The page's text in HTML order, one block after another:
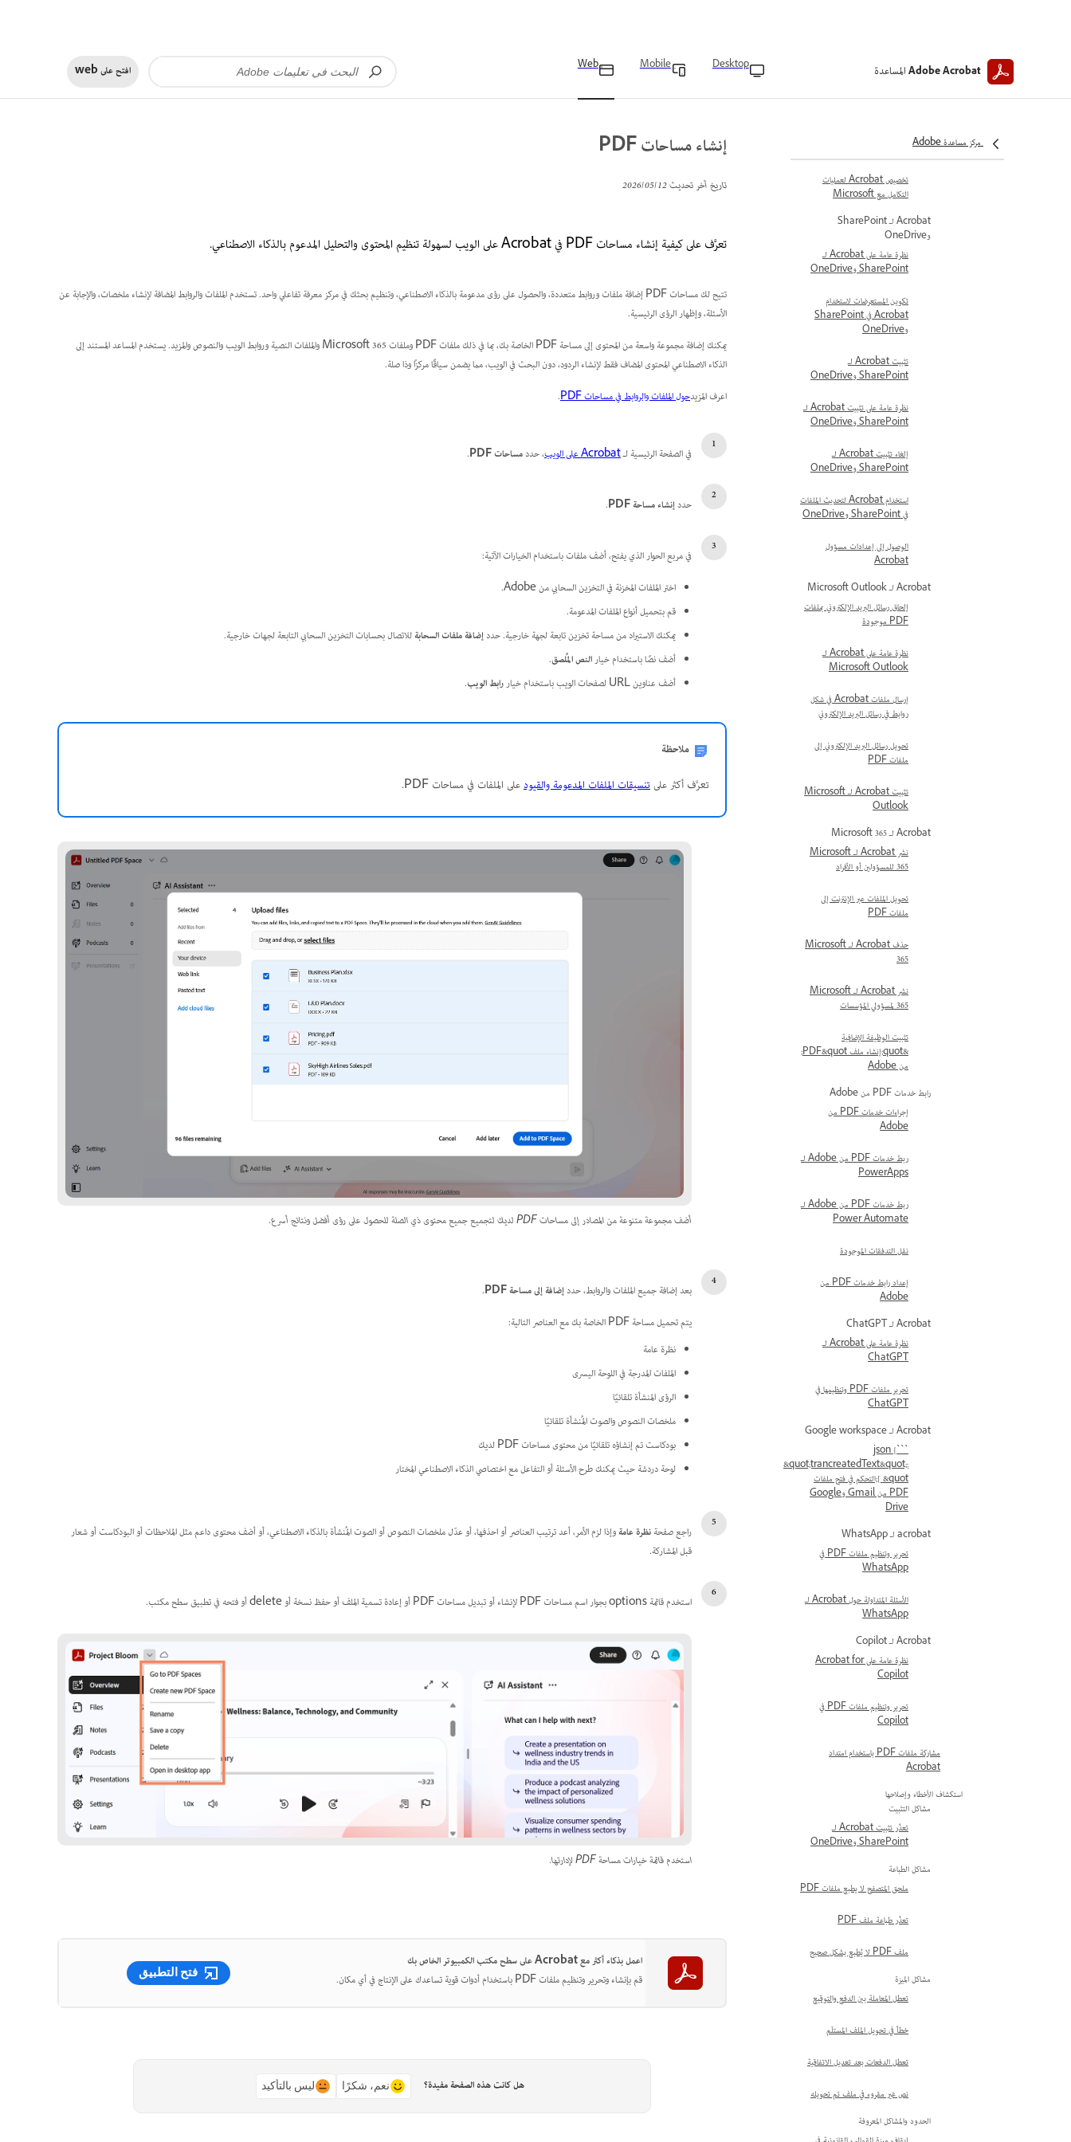
Adobe Acrobat المساعدة Desktop
Mobile
Web افتح علىweb
مركز مساعدة Adobe
في Microsoft Teams
تخصيص Acrobat لعمليات
التكامل مع Microsoft
Acrobat لـ SharePoint
وOneDrive
نظرة عامة على Acrobat لـ
SharePoint وOneDrive
تكوين المستعرضات لاستخدام
Acrobat في SharePoint
وOneDrive
تثبيت Acrobat لـ
SharePoint وOneDrive
نظرة عامة على تثبيت Acrobat لـ
SharePoint وOneDrive
إلغاء تثبيت Acrobat لـ
SharePoint وOneDrive
استخدام Acrobat لتحديث الملفات
في SharePoint وOneDrive
الوصول إلى إعدادات مسؤول
Acrobat
Acrobat لـ Microsoft Outlook
إلحاق رسائل البريد الإلكتروني بملفات
PDF موجودة
نظرة عامة على Acrobat لـ
Microsoft Outlook
إرسال ملفات Acrobat في شكل
روابط في رسائل البريد الإلكتروني
تحويل رسائل البريد الإلكتروني إلى
ملفات PDF
تثبيت Acrobat لـ Microsoft
Outlook
Acrobat لـ Microsoft 365
نشر Acrobat لـ Microsoft
365 للمسؤولين أو الأفراد
تحويل الملفات عبر الإنترنت إلى
ملفات PDF
حذف Acrobat لـ Microsoft
365
نشر Acrobat لـ Microsoft
365 لمسؤولي المؤسسات
تثبيت الوظيفة الإضافية
&quot;إنشاء ملف PDF&quot;
من Adobe
رابط خدمات PDF من Adobe
إجراءات خدمات PDF من
Adobe
ربط خدمات PDF من Adobe لـ
PowerApps
ربط خدمات PDF من Adobe لـ
Power Automate
نقل التدفقات الموجودة
إعداد رابط خدمات PDF من
Adobe
Acrobat لـ ChatGPT
نظرة عامة على Acrobat لـ
ChatGPT
تحرير ملفات PDF وتنظيمها في
ChatGPT
Acrobat لـ Google workspace
```json {
&quot;trancreatedText&quot;:
[ &quot;التحكم في فتح ملفات
PDF من Gmail وGoogle
Drive
acrobat لـ WhatsApp
تحرير وتنظيم ملفات PDF في
WhatsApp
الأسئلة المتداولة حول Acrobat لـ
WhatsApp
Acrobat لـ Copilot
نظرة عامة على Acrobat for
Copilot
تحرير وتنظيم ملفات PDF في
Copilot
مشاركة ملفات PDF باستخدام امتداد
Acrobat
استكشاف الأخطاء وإصلاحها
مشاكل التثبيت
تعذّر تثبيت Acrobat لـ
SharePoint وOneDrive
مشاكل الطباعة
ملحق المتصفح لا يطبع ملفات PDF
تعذّر طباعة ملف PDF
ملف PDF لا يُطبع بشكل صحيح
مشاكل الميزة
تعطل المعاملة بين الدفع والتوقيع
خطأ في تحويل الملف المستلَم
تعطل الدفعات بعد تعديل الاتفاقية
نص غير مقروء في ملف تم تحويله
الحدود والمشاكل المعروفة
إنشاء مساحات PDF
تاريخ آخر تحديث12‏/05‏/2026
تعرَّف على كيفية إنشاء مساحات PDF في Acrobat على الويب لسهولة تنظيم المحتوى والتحليل المدعوم بالذكاء الاصطناعي.
تتيح لك مساحات PDF إضافة ملفات وروابط متعددة، والحصول على رؤى مدعومة بالذكاء الاصطناعي، وتنظيم بحثك في مركز معرفة تفاعلي واحد. تستخدم الملفات والروابط المضافة لإنشاء ملخصات، والإجابة عن
الأسئلة، وإظهار الرؤى الرئيسية.
يمكنك إضافة مجموعة واسعة من المحتوى إلى مساحة PDF الخاصة بك، بما في ذلك ملفات PDF وملفات Microsoft 365 والملفات النصية وروابط الويب والنصوص والمزيد. يستخدم المساعد المستند إلى
الذكاء الاصطناعي المحتوى المضاف فقط لإنشاء الردود، دون البحث في الويب، مما يضمن سياقًا مركزًا وذا صلة.
اعرف المزيدحول الملفات والروابط في مساحات PDF .
في الصفحة الرئيسية لـAcrobat على الويب ، حددمساحات PDF .
حددإنشاء مساحة PDF .
في مربع الحوار الذي يفتح، أضف ملفات باستخدام الخيارات الآتية:
اختر الملفات المخزنة في التخزين السحابي من Adobe.
قم بتحميل أنواع الملفات المدعومة.
يمكنك الاستيراد من مساحة تخزين تابعة لجهة خارجية. حددإضافة ملفات السحابةللاتصال بحسابات التخزين السحابي التابعة لجهات خارجية.
أضف نصًا باستخدام خيارالنص المُلصق.
أضف عناوين URL لصفحات الويب باستخدام خيار
رابط الويب.
ملاحظة
تعرَّف أكثر علىتنسيقات الملفات المدعومة والقيودعلى الملفات في مساحات PDF.
أضف مجموعة متنوعة من المصادر إلى مساحات PDF لديك لتجميع جميع محتوى ذي الصلة للحصول على رؤى أفضل ونتائج أسرع.
بعد إضافة جميع الملفات والروابط، حددإضافة إلى مساحة PDF
.
يتم تحميل مساحة PDF الخاصة بك مع العناصر التالية:
نظرة عامة
الملفات المدرجة في اللوحة اليسرى
الرؤى المنشأة تلقائيًا
ملخصات النصوص والصوت المُنشأة تلقائيًا
بودكاست تم إنشاؤه تلقائيًا من محتوى مساحات PDF لديك
لوحة دردشة حيث يمكنك طرح الأسئلة أو التفاعل مع اختصاصي الذكاء الاصطناعي المختار
راجع صفحةنظرة عامةوإذا لزم الأمر، أعد ترتيب العناصر أو احذفها، أو عدّل ملخصات النصوص أو الصوت المُنشأة بالذكاء الاصطناعي، أو أضف محتوى داعم مثل الملاحظات أو البودكاست أو شعار
قبل المشاركة.
استخدم قائمة options بجوار اسم مساحات PDF لإنشاء أو تبديل مساحات PDF أو إعادة تسمية الملف أو حفظ نسخة أو delete أو فتحه في تطبيق سطح مكتب.
استخدم قائمة خيارات مساحة PDF لإدارتها.
اعمل بذكاء أكثر مع Acrobat على سطح مكتب الكمبيوتر الخاص بك
قم بإنشاء وتحرير وتنظيم ملفات PDF باستخدام أدوات قوية تساعدك على الإنتاج في أي مكان.
فتح التطبيق
هل كانت هذه الصفحة مفيدة؟ نعم، شكرًا ليس بالتأكيد